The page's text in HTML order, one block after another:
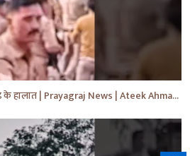
अवन का शॉप पहुंचते ही बिगड़े भीड़ के हालात | Prayagraj News | Ateek Ahmad | #shorts #yt #news